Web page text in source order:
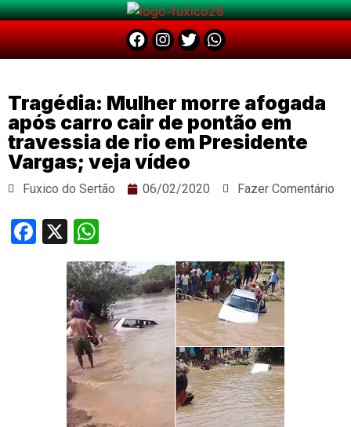
Tragédia: Mulher morre afogada
após carro cair de pontão em
travessia de rio em Presidente
Vargas; veja vídeo
Fuxico do Sertão 06/02/2020 Fazer Comentário
Facebook
X